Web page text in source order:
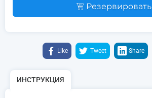
Резервировать
Like Tweet Share
ИНСТРУКЦИЯ